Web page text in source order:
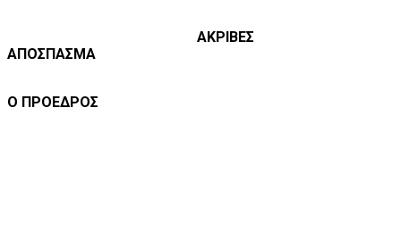
ΑΚΡΙΒΕΣ
ΑΠΟΣΠΑΣΜΑ
Ο ΠΡΟΕΔΡΟΣ